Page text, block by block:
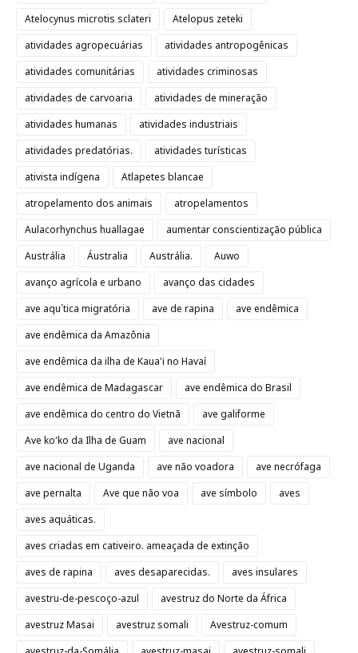
Atelocynus microtis sclateri
Atelopus zeteki
atividades agropecuárias
atividades antropogênicas
atividades comunitárias
atividades criminosas
atividades de carvoaria
atividades de mineração
atividades humanas
atividades industriais
atividades predatórias.
atividades turísticas
ativista indígena
Atlapetes blancae
atropelamento dos animais
atropelamentos
Aulacorhynchus huallagae
aumentar conscientização pública
Austrália
Áustralia Austrália.
Auwo
avanço agrícola e urbano
avanço das cidades
ave aqu´tica migratória
ave de rapina
ave endêmica
ave endêmica da Amazônia
ave endêmica da ilha de Kaua'i no Havaí
ave endêmica de Madagascar
ave endêmica do Brasil
ave endêmica do centro do Vietnã
ave galiforme
Ave ko'ko da Ilha de Guam
ave nacional
ave nacional de Uganda
ave não voadora
ave necrófaga
ave pernalta
Ave que não voa ave símbolo
aves
aves aquáticas.
aves criadas em cativeiro. ameaçada de extinção
aves de rapina
aves desaparecidas.
aves insulares
avestru-de-pescoço-azul
avestruz do Norte da África
avestruz Masai
avestruz somali
Avestruz-comum